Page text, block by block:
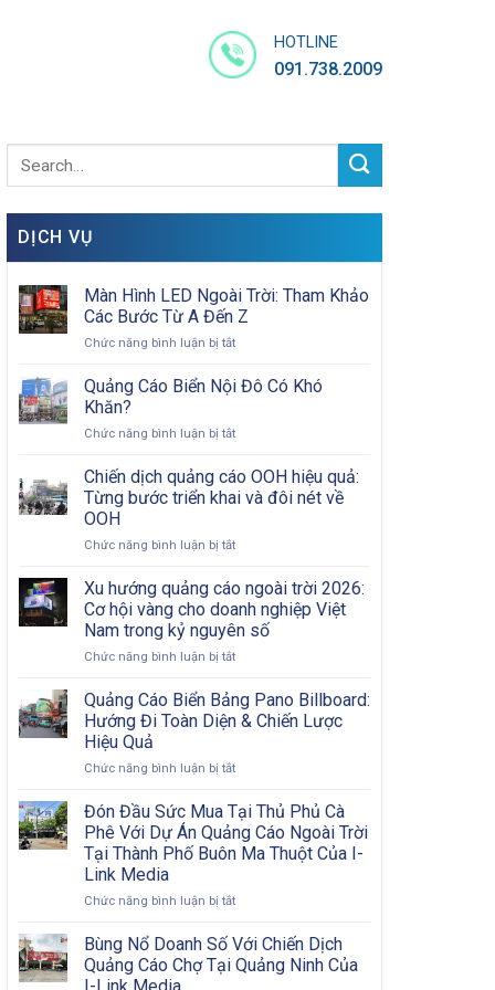
HOTLINE
091.738.2009
DỊCH VỤ
Màn Hình LED Ngoài Trời: Tham Khảo
Các Bước Từ A Đến Z
Chức năng bình luận bị tắtở
Hình
Trời:
Khảo
Các
A
Z
Quảng Cáo Biển Nội Đô Có Khó
Khăn?
Chức năng bình luận bị tắtở
Cáo
Biển
Nội
Có
Khăn?
Chiến dịch quảng cáo OOH hiệu quả:
Từng bước triển khai và đôi nét về
OOH
Chức năng bình luận bị tắtở
dịch
quảng
cáo
OOH
hiệu
Từng
bước
triển
và
nét
về
OOH
Xu hướng quảng cáo ngoài trời 2026:
Cơ hội vàng cho doanh nghiệp Việt
Nam trong kỷ nguyên số
Chức năng bình luận bị tắtở
hướng
quảng
cáo
trời
Cơ
hội
vàng
cho
nghiệp
Nam
trong
kỷ
Quảng Cáo Biển Bảng Pano Billboard:
Hướng Đi Toàn Diện & Chiến Lược
Hiệu Quả
Chức năng bình luận bị tắtở
Cáo
Biển
Bảng
Pano
Hướng
Toàn
Diện
&
Đón Đầu Sức Mua Tại Thủ Phủ Cà
Phê Với Dự Án Quảng Cáo Ngoài Trời
Tại Thành Phố Buôn Ma Thuột Của I-
Link Media
Chức năng bình luận bị tắtở
Đầu
Sức
Mua
Bùng Nổ Doanh Số Với Chiến Dịch
Quảng Cáo Chợ Tại Quảng Ninh Của